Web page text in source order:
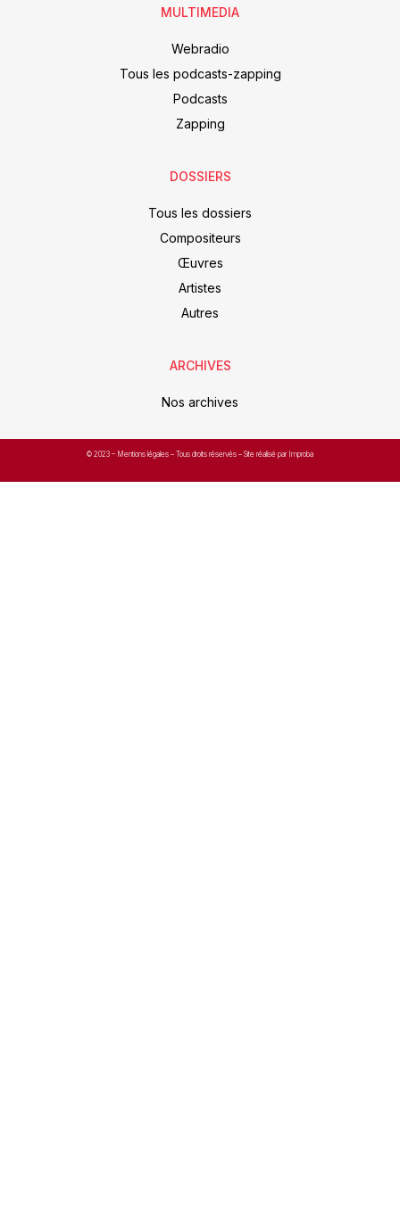
MULTIMEDIA
Webradio
Tous les podcasts-zapping
Podcasts
Zapping
DOSSIERS
Tous les dossiers
Compositeurs
Œuvres
Artistes
Autres
ARCHIVES
Nos archives
© 2023 – Mentions légales – Tous droits réservés – Site réalisé par Improba